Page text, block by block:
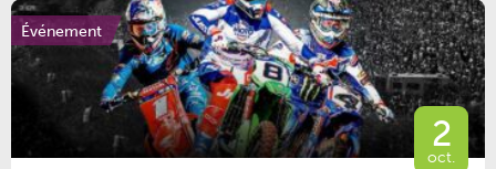
Événement
2
oct.